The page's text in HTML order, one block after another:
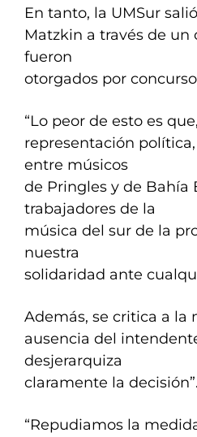
En tanto, la UMSur
Matzkin a través de
fueron
otorgados por
“Lo peor de esto es
representación
entre músicos
de Pringles y de Bahía
trabajadores de la
música del sur de la
nuestra
solidaridad ante
Además, se critica a la
ausencia del
desjerarquiza
claramente la decisión”.
“Repudiamos la